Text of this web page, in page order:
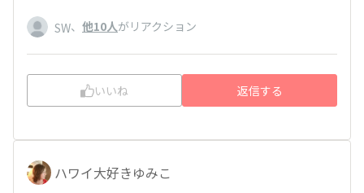
SW、 他10人がリアクション
いいね 返信する
ハワイ大好きゆみこ